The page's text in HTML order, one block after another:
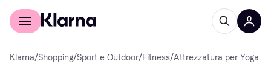
Per il tuo shopping
Klarna/Shopping/Sport e Outdoor/Fitness/Attrezzatura per Yoga